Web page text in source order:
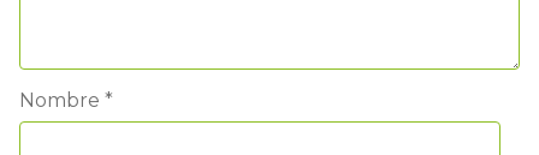
Nombre *